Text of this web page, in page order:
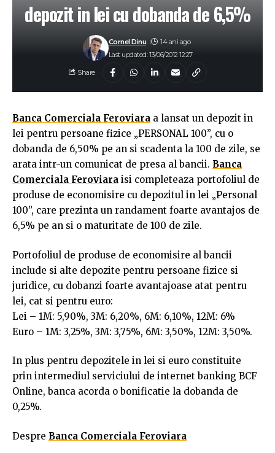
depozit in lei cu dobanda de 6,5%
Last updated: 13/06/2012 12:27
Cornel Dinu 14 ani ago
Share
Banca Comerciala Feroviara a lansat un depozit in
lei pentru persoane fizice „PERSONAL 100”, cu o
dobanda de 6,50% pe an si scadenta la 100 de zile, se
arata intr-un comunicat de presa al bancii. Banca
Comerciala Feroviara isi completeaza portofoliul de
produse de economisire cu depozitul in lei „Personal
100”, care prezinta un randament foarte avantajos de
6,5% pe an si o maturitate de 100 de zile.
Portofoliul de produse de economisire al bancii
include si alte depozite pentru persoane fizice si
juridice, cu dobanzi foarte avantajoase atat pentru
lei, cat si pentru euro:
Lei – 1M: 5,90%, 3M: 6,20%, 6M: 6,10%, 12M: 6%
Euro – 1M: 3,25%, 3M: 3,75%, 6M: 3,50%, 12M: 3,50%.
In plus pentru depozitele in lei si euro constituite
prin intermediul serviciului de internet banking BCF
Online, banca acorda o bonificatie la dobanda de
0,25%.
Despre Banca Comerciala Feroviara